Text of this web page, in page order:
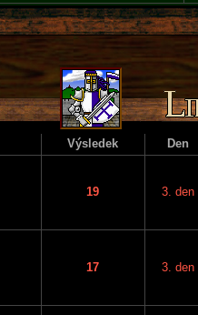
Výsledek Den
19 3. den
17 3. den